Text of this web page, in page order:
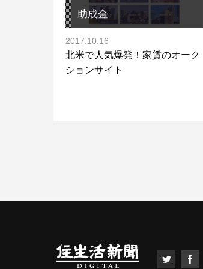
助成金
2017.10.16
北米で人気爆発！家賃のオーク
ションサイト